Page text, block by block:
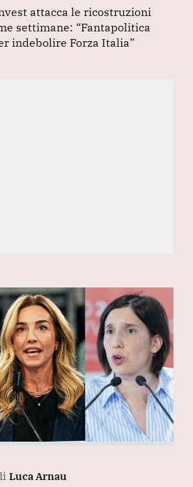
attacca le ricostruzioni
settimane: “Fantapolitica
indebolire Forza Italia”
Luca Arnau